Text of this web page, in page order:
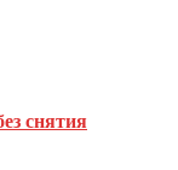
снятия